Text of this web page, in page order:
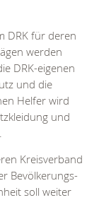
DRK für deren
werden
DRK-eigenen
und die
Helfer wird
und
Kreisverband
Bevölkerungs-
soll weiter